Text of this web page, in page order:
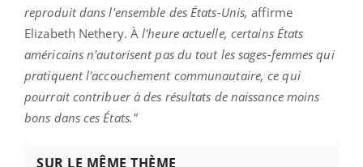
reproduit dans l'ensemble des États-Unis, affirme
Elizabeth Nethery. À l'heure actuelle, certains États
américains n'autorisent pas du tout les sages-femmes qui
pratiquent l'accouchement communautaire, ce qui
pourrait contribuer à des résultats de naissance moins
bons dans ces États."
SUR LE MÊME THÈME